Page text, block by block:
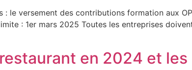
: le versement des contributions formation aux
: 1er mars 2025 Toutes les entreprises
en 2024 et